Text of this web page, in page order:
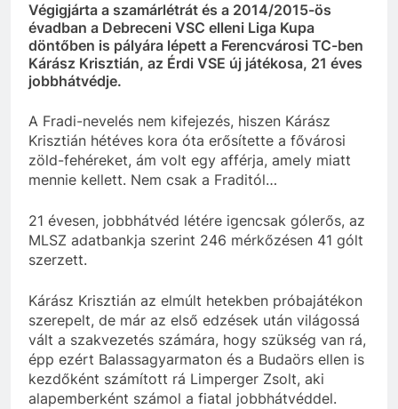
Végigjárta a szamárlétrát és a 2014/2015-ös
évadban a Debreceni VSC elleni Liga Kupa
döntőben is pályára lépett a Ferencvárosi TC-ben
Kárász Krisztián, az Érdi VSE új játékosa, 21 éves
jobbhátvédje.
A Fradi-nevelés nem kifejezés, hiszen Kárász
Krisztián hétéves kora óta erősítette a fővárosi
zöld-fehéreket, ám volt egy afférja, amely miatt
mennie kellett. Nem csak a Fraditól…
21 évesen, jobbhátvéd létére igencsak gólerős, az
MLSZ adatbankja szerint 246 mérkőzésen 41 gólt
szerzett.
Kárász Krisztián az elmúlt hetekben próbajátékon
szerepelt, de már az első edzések után világossá
vált a szakvezetés számára, hogy szükség van rá,
épp ezért Balassagyarmaton és a Budaörs ellen is
kezdőként számított rá Limperger Zsolt, aki
alapemberként számol a fiatal jobbhátvéddel.